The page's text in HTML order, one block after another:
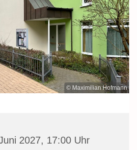
© Maximilian Hofmann
2027, 17:00 Uhr